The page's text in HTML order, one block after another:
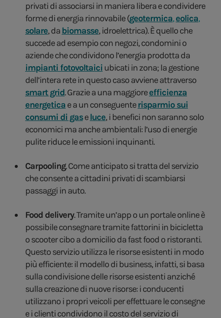
privati di associarsi in maniera libera e condividere
forme di energia rinnovabile (geotermica,eolica,
solare, dabiomasse, idroelettrica). È quello che
succede ad esempio con negozi, condomini o
aziende che condividono l’energia prodotta da
impianti fotovoltaiciubicati in zona; la gestione
dell’intera rete in questo caso avviene attraverso
smart grid. Grazie a una maggioreefficienza
energetica e a un conseguenterisparmio sui
consumi di gaseluce, i benefici non saranno solo
economici ma anche ambientali: l’uso di energie
pulite riduce le emissioni inquinanti.
Carpooling. Come anticipato si tratta del servizio
che consente a cittadini privati di scambiarsi
passaggi in auto.
Food delivery. Tramite un’app o un portale online è
possibile consegnare tramite fattorini in bicicletta
o scooter cibo a domicilio da fast food o ristoranti.
Questo servizio utilizza le risorse esistenti in modo
più efficiente: il modello di business, infatti, si basa
sulla condivisione delle risorse esistenti anziché
sulla creazione di nuove risorse: i conducenti
utilizzano i propri veicoli per effettuare le consegne
e i clienti condividono il costo del servizio di